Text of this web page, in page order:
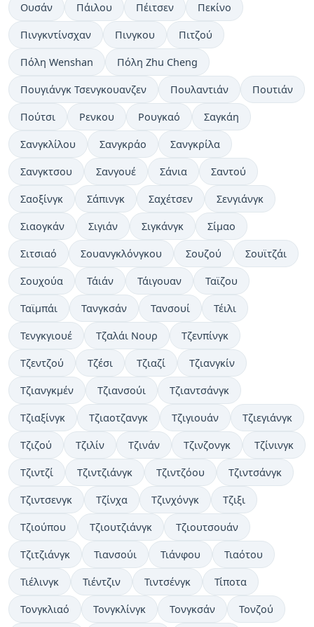
Ουσάν Πάιλου Πέιτσεν Πεκίνο
Πινγκντίνσχαν Πινγκου Πιτζού
Πόλη Wenshan Πόλη Zhu Cheng
Πουγιάνγκ Τσενγκουανζεν Πουλαντιάν Πουτιάν
Πούτσι Ρενκου Ρουγκαό Σαγκάη
Σανγκλίλου Σανγκράο Σανγκρίλα
Σανγκτσου Σανγουέ Σάνια Σαντού
Σαοξίνγκ Σάπινγκ Σαχέτσεν Σενγιάνγκ
Σιαογκάν Σιγιάν Σιγκάνγκ Σίμαο
Σιτσιαό Σουανγκλόνγκου Σουζού Σουϊτζάι
Σουχούα Τάιάν Τάιγουαν Ταϊζου
Ταϊμπάι Τανγκσάν Τανσουί Τέιλι
Τενγκγιουέ Τζαλάι Νουρ Τζενπίνγκ
Τζεντζού Τζέσι Τζιαζί Τζιανγκίν
Τζιανγκμέν Τζιανσούι Τζιαντσάνγκ
Τζιαξίνγκ Τζιαοτζανγκ Τζιγιουάν Τζιεγιάνγκ
Τζιζού Τζιλίν Τζινάν Τζινζονγκ Τζίνινγκ
Τζιντζί Τζιντζιάνγκ Τζιντζόου Τζιντσάνγκ
Τζιντσενγκ Τζίνχα Τζινχόνγκ Τζιξι
Τζιούπου Τζιουτζιάνγκ Τζιουτσουάν
Τζιτζιάνγκ Τιανσούι Τιάνφου Τιαότου
Τιέλινγκ Τιέντζιν Τιντσένγκ Τίποτα
Τονγκλιαό Τονγκλίνγκ Τονγκσάν Τονζού